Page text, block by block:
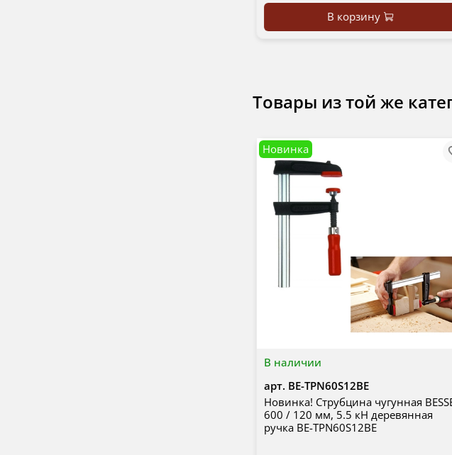
В корзину
Товары из той же
В наличии
Новинка
арт. BE-TPN60S12BE
Новинка! Струбцина чугунная
600 / 120 мм, 5.5 кН деревянная
ручка BE-TPN60S12BE